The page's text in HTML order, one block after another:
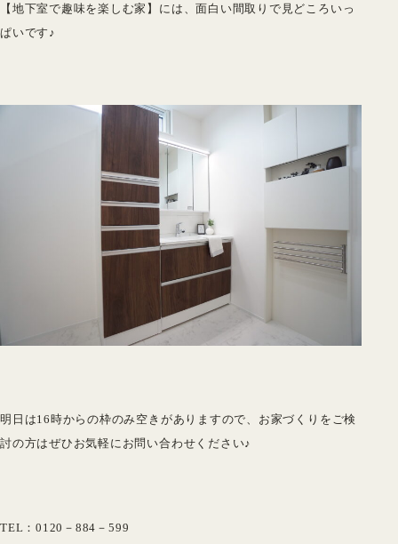
【地下室で趣味を楽しむ家】には、面白い間取りで見どころいっ
ぱいです♪
明日は16時からの枠のみ空きがありますので、お家づくりをご検
討の方はぜひお気軽にお問い合わせください♪
TEL：0120－884－599